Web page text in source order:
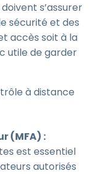
s’assurer
sécurité et des
accès soit à la
utile de garder
à distance
(MFA) :
est essentiel
autorisés